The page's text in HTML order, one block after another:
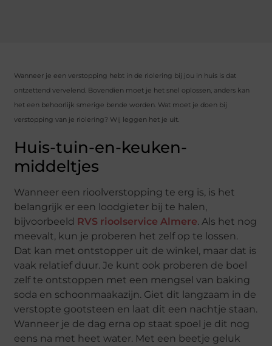
Wanneer je een verstopping hebt in de riolering bij jou in huis is dat
ontzettend vervelend. Bovendien moet je het snel oplossen, anders kan
het een behoorlijk smerige bende worden. Wat moet je doen bij
verstopping van je riolering? Wij leggen het je uit.
Huis-tuin-en-keuken-
middeltjes
Wanneer een rioolverstopping te erg is, is het
belangrijk er een loodgieter bij te halen,
bijvoorbeeld RVS rioolservice Almere. Als het nog
meevalt, kun je proberen het zelf op te lossen.
Dat kan met ontstopper uit de winkel, maar dat is
vaak relatief duur. Je kunt ook proberen de boel
zelf te ontstoppen met een mengsel van baking
soda en schoonmaakazijn. Giet dit langzaam in de
verstopte gootsteen en laat dit een nachtje staan.
Wanneer je de dag erna op staat spoel je dit nog
eens na met heet water. Met een beetje geluk